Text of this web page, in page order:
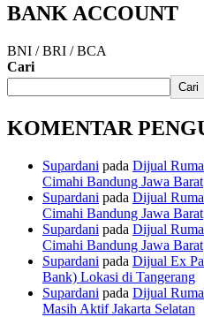
BANK ACCOUNT
BNI / BRI / BCA
Cari
Cari
KOMENTAR
Supardani pada Dijual
Cimahi Bandung Jawa Barat
Supardani pada Dijual
Cimahi Bandung Jawa Barat
Supardani pada Dijual
Cimahi Bandung Jawa Barat
Supardani pada Dijual Ex
Bank) Lokasi di Tangerang
Supardani pada Dijual
Masih Aktif Jakarta Selatan